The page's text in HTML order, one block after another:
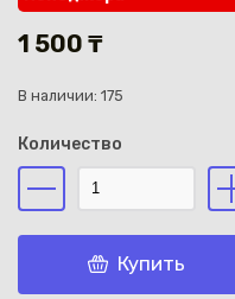
1 500 ₸
В наличии: 175
Количество
Купить